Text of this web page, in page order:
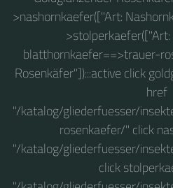
>nashornkaefer(["Art:
blatthornkaefer==>trauer-
Rosenkäfer"]):::active click
href
"/katalog/gliederfuesser/
rosenkaefer/" click
"/katalog/gliederfuesser/
click